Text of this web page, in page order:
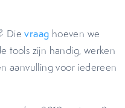
Dievraag hoeven we
tools zijn handig, werken
aanvulling voor iedereen